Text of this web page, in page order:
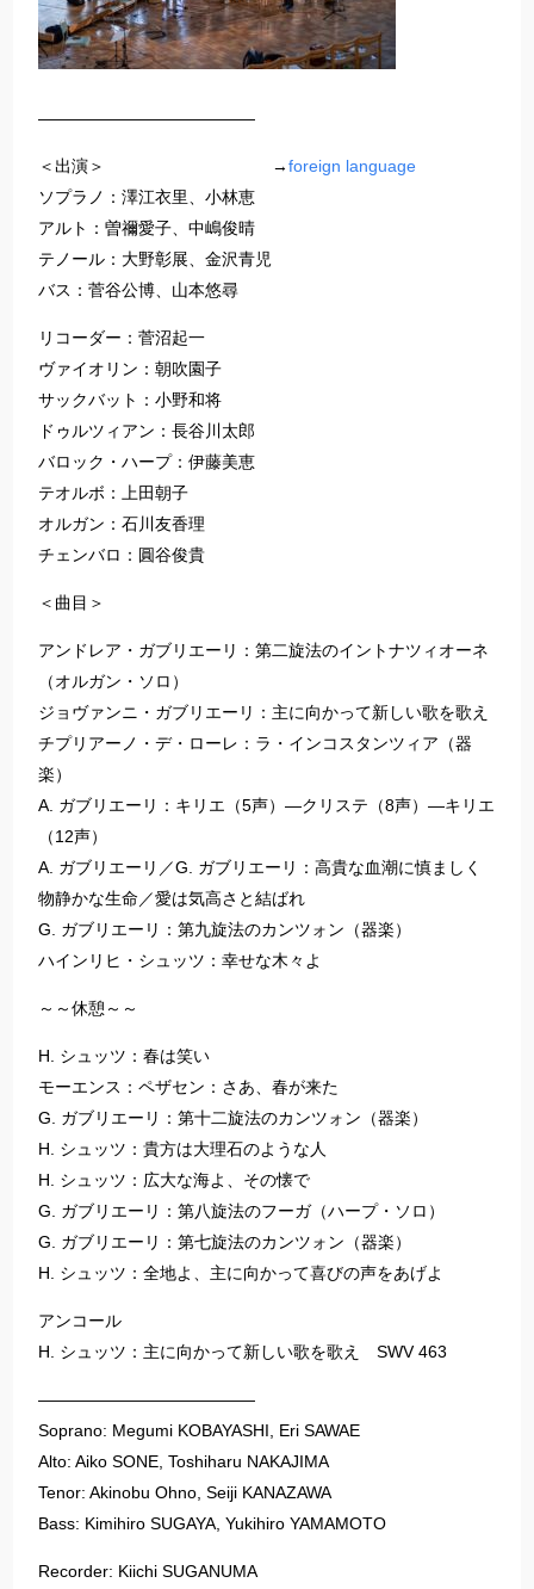
—————————————
＜出演＞ →foreign language
ソプラノ：澤江衣里、小林恵
アルト：曽禰愛子、中嶋俊晴
テノール：大野彰展、金沢青児
バス：菅谷公博、山本悠尋
リコーダー：菅沼起一
ヴァイオリン：朝吹園子
サックバット：小野和将
ドゥルツィアン：長谷川太郎
バロック・ハープ：伊藤美恵
テオルボ：上田朝子
オルガン：石川友香理
チェンバロ：圓谷俊貴
＜曲目＞
アンドレア・ガブリエーリ：第二旋法のイントナツィオーネ
（オルガン・ソロ）
ジョヴァンニ・ガブリエーリ：主に向かって新しい歌を歌え
チプリアーノ・デ・ローレ：ラ・インコスタンツィア（器
楽）
A. ガブリエーリ：キリエ（5声）―クリステ（8声）―キリエ
（12声）
A. ガブリエーリ／G. ガブリエーリ：高貴な血潮に慎ましく
物静かな生命／愛は気高さと結ばれ
G. ガブリエーリ：第九旋法のカンツォン（器楽）
ハインリヒ・シュッツ：幸せな木々よ
～～休憩～～
H. シュッツ：春は笑い
モーエンス：ペザセン：さあ、春が来た
G. ガブリエーリ：第十二旋法のカンツォン（器楽）
H. シュッツ：貴方は大理石のような人
H. シュッツ：広大な海よ、その懐で
G. ガブリエーリ：第八旋法のフーガ（ハープ・ソロ）
G. ガブリエーリ：第七旋法のカンツォン（器楽）
H. シュッツ：全地よ、主に向かって喜びの声をあげよ
アンコール
H. シュッツ：主に向かって新しい歌を歌え SWV 463
—————————————
Soprano: Megumi KOBAYASHI, Eri SAWAE
Alto: Aiko SONE, Toshiharu NAKAJIMA
Tenor: Akinobu Ohno, Seiji KANAZAWA
Bass: Kimihiro SUGAYA, Yukihiro YAMAMOTO
Recorder: Kiichi SUGANUMA